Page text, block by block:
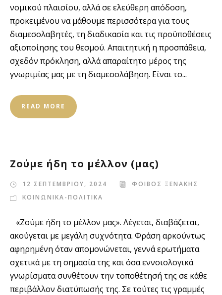
νομικού πλαισίου, αλλά σε ελεύθερη απόδοση,
προκειμένου να μάθουμε περισσότερα για τους
διαμεσολαβητές, τη διαδικασία και τις προϋποθέσεις
αξιοποίησης του θεσμού. Απαιτητική η προσπάθεια,
σχεδόν πρόκληση, αλλά απαραίτητο μέρος της
γνωριμίας μας με τη διαμεσολάβηση. Είναι το...
READ MORE
Ζούμε ήδη το μέλλον (μας)
12 ΣΕΠΤΕΜΒΡΙΟΥ, 2024
ΦΟΙΒΟΣ ΞΕΝΑΚΗΣ
ΚΟΙΝΩΝΙΚΑ-ΠΟΛΙΤΙΚΑ
«Ζούμε ήδη το μέλλον μας». Λέγεται, διαβάζεται,
ακούγεται με μεγάλη συχνότητα. Φράση αρκούντως
αφηρημένη όταν απομονώνεται, γεννά ερωτήματα
σχετικά με τη σημασία της και όσα εννοιολογικά
γνωρίσματα συνθέτουν την τοποθέτησή της σε κάθε
περιβάλλον διατύπωσής της. Σε τούτες τις γραμμές